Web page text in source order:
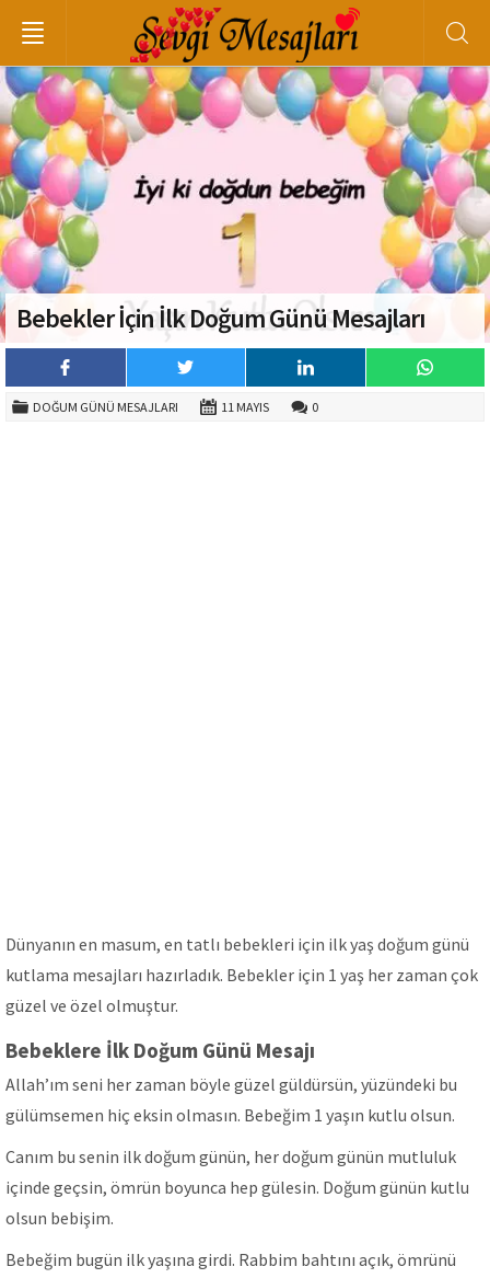
Bebekler İçin İlk Doğum Günü Mesajları
DOĞUM GÜNÜ MESAJLARI 11 MAYIS 0
Dünyanın en masum, en tatlı bebekleri için ilk yaş doğum günü
kutlama mesajları hazırladık. Bebekler için 1 yaş her zaman çok
güzel ve özel olmuştur.
Bebeklere İlk Doğum Günü Mesajı
Allah’ım seni her zaman böyle güzel güldürsün, yüzündeki bu
gülümsemen hiç eksin olmasın. Bebeğim 1 yaşın kutlu olsun.
Canım bu senin ilk doğum günün, her doğum günün mutluluk
içinde geçsin, ömrün boyunca hep gülesin. Doğum günün kutlu
olsun bebişim.
Bebeğim bugün ilk yaşına girdi. Rabbim bahtını açık, ömrünü